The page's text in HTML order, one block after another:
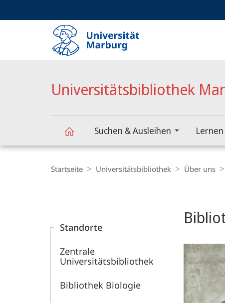
Universitätsbibliothek
Suchen & Ausleihen
Navigation
Startseite Universitätsbibliothek Über uns
Standorte
Zentrale
Universitätsbibliothek
Bibliothek Biologie